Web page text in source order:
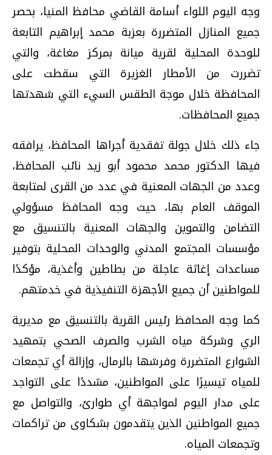
وجه اليوم اللواء أسامة القاضي محافظ المنيا، بحصر
جميع المنازل المتضررة بعزبة محمد إبراهيم التابعة
للوحدة المحلية لقرية ميانة بمركز مغاغة، والتي
تضررت من الأمطار الغزيرة التي سقطت على
المحافظة خلال موجة الطقس السيء التي شهدتها
جميع المحافظات.
جاء ذلك خلال جولة تفقدية أجراها المحافظ، يرافقه
فيها الدكتور محمد محمود أبو زيد نائب المحافظ،
وعدد من الجهات المعنية في عدد من القرى لمتابعة
الموقف العام بها، حيث وجه المحافظ مسؤولي
التضامن والتموين والجهات المعنية بالتنسيق مع
مؤسسات المجتمع المدني والوحدات المحلية بتوفير
مساعدات إغاثة عاجلة من بطاطين وأغذية، مؤكدًا
للمواطنين أن جميع الأجهزة التنفيذية في خدمتهم.
كما وجه المحافظ رئيس القرية بالتنسيق مع مديرية
الري وشركة مياه الشرب والصرف الصحي بتمهيد
الشوارع المتضررة وفرشها بالرمال، وإزالة أي تجمعات
للمياه تيسيرًا على المواطنين، مشددًا على التواجد
على مدار اليوم لمواجهة أي طوارئ، والتواصل مع
جميع المواطنين الذين يتقدمون بشكاوى من تراكمات
وتجمعات المياه.